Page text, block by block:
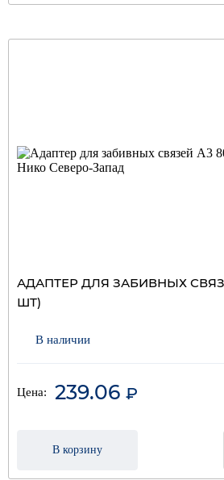
АДАПТЕР ДЛЯ ЗАБИВНЫХ
ШТ)
В наличии
Цена: 239.06 ₽
В корзину